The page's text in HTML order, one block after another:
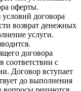
оферты.
договора
возврат денежных
услуги.
договора
соответствии с
Договор вступает
до выполнения